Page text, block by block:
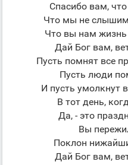
Спасибо вам,
Что мы не
Что вы нам
Дай Бог вам,
Пусть помнят все
Пусть люди
И пусть умолкнут
В тот день,
Да, - это
Вы
Поклон
Дай Бог вам,